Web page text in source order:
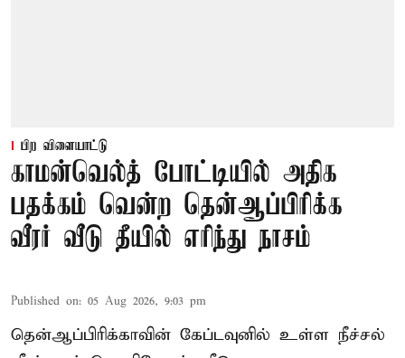
பிற விளையாட்டு
காமன்வெல்த் போட்டியில் அதிக
பதக்கம் வென்ற தென்ஆப்பிரிக்க
வீரர் வீடு தீயில் எரிந்து நாசம்
Published on: 05 Aug 2026, 9:03 pm
தென்ஆப்பிரிக்காவின் கேப்டவுனில் உள்ள நீச்சல்